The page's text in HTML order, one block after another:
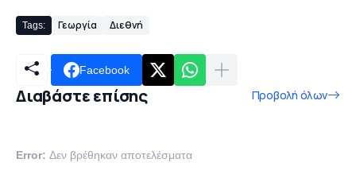
Tags: Γεωργία Διεθνή
Facebook
Διαβάστε επίσης Προβολή όλων
Error: Δεν βρέθηκαν αποτελέσματα